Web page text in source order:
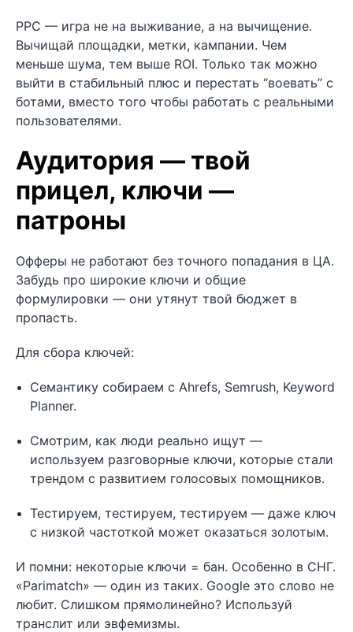
PPC — игра не на выживание, а на вычищение.
Вычищай площадки, метки, кампании. Чем
меньше шума, тем выше ROI. Только так можно
выйти в стабильный плюс и перестать “воевать” с
ботами, вместо того чтобы работать с реальными
пользователями.
Аудитория — твой
прицел, ключи —
патроны
Офферы не работают без точного попадания в ЦА.
Забудь про широкие ключи и общие
формулировки — они утянут твой бюджет в
пропасть.
Для сбора ключей:
Семантику собираем с Ahrefs, Semrush, Keyword
Planner.
Смотрим, как люди реально ищут —
используем разговорные ключи, которые стали
трендом с развитием голосовых помощников.
Тестируем, тестируем, тестируем — даже ключ
с низкой частоткой может оказаться золотым.
И помни: некоторые ключи = бан. Особенно в СНГ.
«Parimatch» — один из таких. Google это слово не
любит. Слишком прямолинейно? Используй
транслит или эвфемизмы.